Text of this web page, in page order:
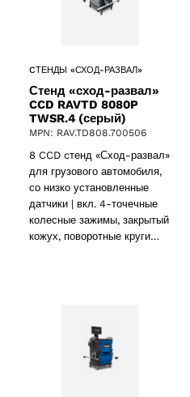
CТЕНДЫ «СХОД-РАЗВАЛ»
Стенд «сход-развал»
CCD RAVTD 8080P
TWSR.4 (серый)
MPN: RAV.TD808.700506
8 CCD cтенд «Сход-развал»
для грузового автомобиля,
со низко установленные
датчики | вкл. 4-точечные
колесные зажимы, закрытый
кожух, поворотные круги…